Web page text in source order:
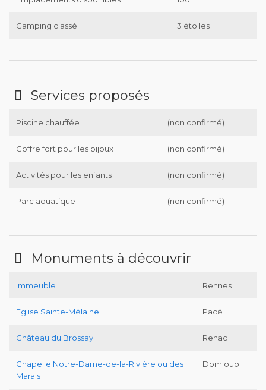
Camping classé 3 étoiles
Services proposés
Piscine chauffée (non confirmé)
Coffre fort pour les bijoux (non confirmé)
Activités pour les enfants (non confirmé)
Parc aquatique (non confirmé)
Monuments à découvrir
Immeuble Rennes
Eglise Sainte-Mélaine Pacé
Château du Brossay Renac
Chapelle Notre-Dame-de-la-Rivière ou des
Marais
Domloup